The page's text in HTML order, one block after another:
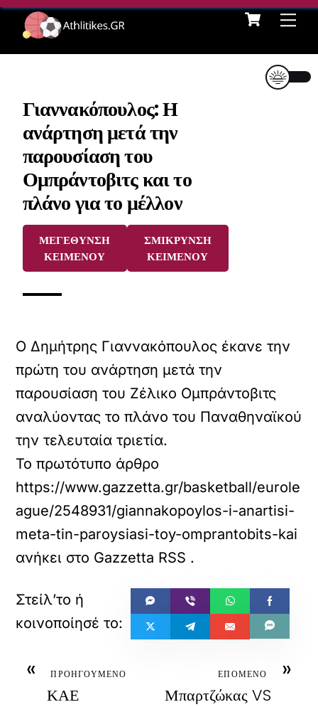
Skip
content
Cart
Γιαννακόπουλος: Η
ανάρτηση μετά την
παρουσίαση του
Ομπράντοβιτς και το
πλάνο για το μέλλον
ΜΕΓΕΘΥΝΣΗ
ΚΕΙΜΕΝΟΥ
ΣΜΙΚΡΥΝΣΗ
ΚΕΙΜΕΝΟΥ
Ο Δημήτρης Γιαννακόπουλος έκανε την
πρώτη του ανάρτηση μετά την
παρουσίαση του Ζέλικο Ομπράντοβιτς
αναλύοντας το πλάνο του Παναθηναϊκού
την τελευταία τριετία.
Το πρωτότυπο άρθρο
https://www.gazzetta.gr/basketball/eurole
ague/2548931/giannakopoylos-i-anartisi-
meta-tin-paroysiasi-toy-omprantobits-kai
ανήκει στο Gazzetta RSS .
« ΠΡΟΗΓΟΥΜΕΝΟ
ΚΑΕ
»
ΕΠΟΜΕΝΟ
Μπαρτζώκας VS